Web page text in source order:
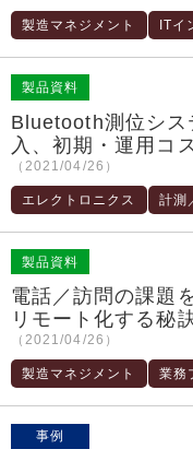
製造マネジメント ITイ
製品資料
Bluetooth測位シス
入、初期・運用コ
（2021/04/26）
エレクトロニクス 計測
製品資料
電話／訪問の課題
リモート化する秘
（2021/04/26）
製造マネジメント 業務
事例